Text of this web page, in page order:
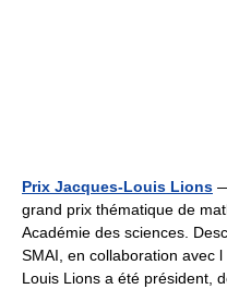
Prix Jacques-Louis Lions
grand prix thématique de
Académie des sciences.
SMAI, en collaboration avec
Louis Lions a été